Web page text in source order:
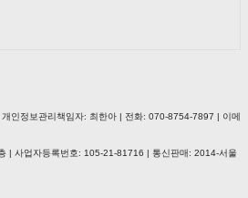
인정보관리책임자: 최한아 | 전화: 070-8754-7897 | 이메
| 사업자등록번호: 105-21-81716 | 통신판매: 2014-서울